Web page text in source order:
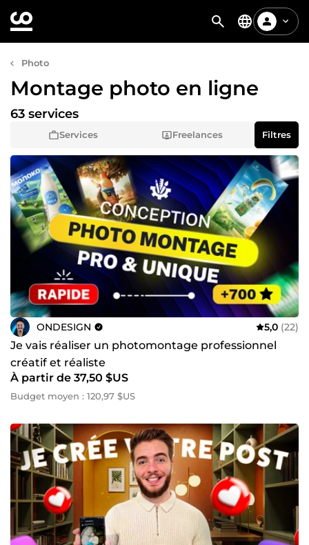
Photo
Montage photo en ligne
Services Freelances
63 services
Filtres
ONDESIGN 5,0 (22)
Je vais réaliser un photomontage professionnel
créatif et réaliste
À partir de 37,50 $US
Budget moyen : 120,97 $US